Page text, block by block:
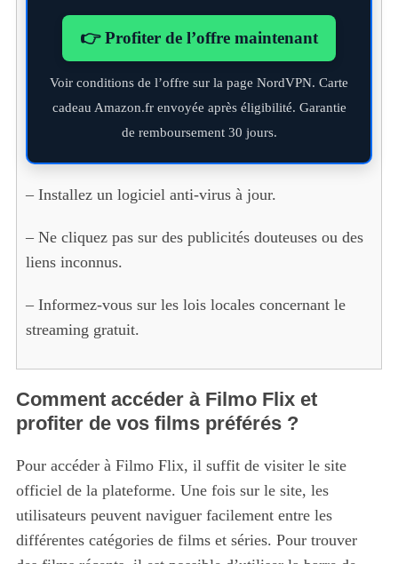
👉 Profiter de l’offre maintenant
Voir conditions de l’offre sur la page NordVPN. Carte
cadeau Amazon.fr envoyée après éligibilité. Garantie
de remboursement 30 jours.
– Installez un logiciel anti-virus à jour.
– Ne cliquez pas sur des publicités douteuses ou des
liens inconnus.
– Informez-vous sur les lois locales concernant le
streaming gratuit.
Comment accéder à Filmo Flix et
profiter de vos films préférés ?
Pour accéder à Filmo Flix, il suffit de visiter le site
officiel de la plateforme. Une fois sur le site, les
utilisateurs peuvent naviguer facilement entre les
différentes catégories de films et séries. Pour trouver